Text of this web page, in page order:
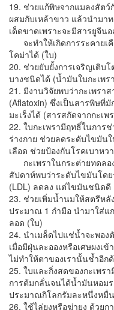
19. ช่วยแก้พิษจากแมลงสัตว์
ผสมกับเหล้าขาว แล้วนำมา
เด็ดขาดเพราะจะมีสารยูจีน
จะทำให้เกิดการระคายเ
โคม่าได้ (ใบ)
20. ช่วยยับยั้งการเจริญเติบ
บางชนิดได้ (น้ำมันใบกะเพร
21. มีงานวิจัยพบว่ากะเพรา
(Aflatoxin) ซึ่งเป็นสารพิษที่
มะเร็งได้ (สารสกัดจากกะเพ
22. ใบกะเพรามีฤทธิ์ในการ
ร่างกาย ช่วยลดระดับไขมัน
เลือด ช่วยป้องกันโรคเบาหว
กะเพราในกระต่ายทดลอ
สัปดาห์พบว่าระดับไขมันโดย
(LDL) ลดลง แต่ไขมันชนิดดี
23. ช่วยเพิ่มน้ำนมให้สตรีหลั
ประมาณ 1 กำมือ นำมาใส่แ
ลอด (ใบ)
24. นำเมล็ดไปแช่น้ำจะพอง
เมื่อมีฝุ่นละอองหรือเศษผงเ
ไม่ทำให้ตาของเรานั้นช้ำอีก
25. ใบและกิ่งสดของกะเพร
การต้มกลั่นจนได้น้ำมันหอมร
ประมาณกิโลกรัมละหนึ่งหมื่
26. ใช้ไล่ยุงหรือฆ่ายุง ด้วย